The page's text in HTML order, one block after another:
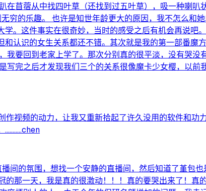
苜蓿从中找四叶草（还找到过五叶草），吸一种喇叭
的乐趣。 也许是知世年龄更大的原因，我不怎么和
。这件事实在很奇妙，当时的感受之后有机会再说吧
认识的女生关系都还不错。其次就是我的第一部番魔
要回到老家上学了。那次分别真的很平淡，没有哭没
完之后才发现我们三个的关系很像魔卡少女樱，以前
视频的动力，让我又重新拾起了许久没用的软件和功
的氛围，想找一个安静的直播间，然后知道了堇包
那一天，我是真的很激动！！！真的要哭出来了！真